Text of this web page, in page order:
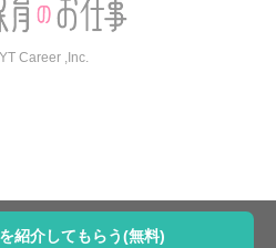
紹介してもらう(無料)
Career ,Inc.